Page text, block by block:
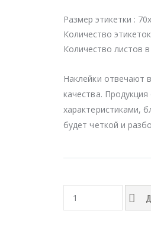
Размер этикетки :
Количество
Количество листов в
Наклейки отвечают
качества.
характеристиками,
будет четкой и